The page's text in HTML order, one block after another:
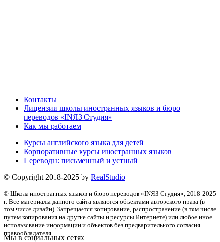
Контакты
Лицензии школы иностранных языков и бюро
переводов «INЯЗ Студия»
Как мы работаем
Курсы английского языка для детей
Корпоративные курсы иностранных языков
Переводы: письменный и устный
© Copyright 2018-2025 by RealStudio
© Школа иностранных языков и бюро переводов «INЯЗ Студия», 2018-2025
г. Все материалы данного сайта являются объектами авторского права (в
том числе дизайн). Запрещается копирование, распространение (в том числе
путем копирования на другие сайты и ресурсы Интернете) или любое иное
использование информации и объектов без предварительного согласия
правообладателя.
Мы в социальных сетях